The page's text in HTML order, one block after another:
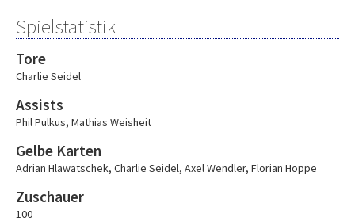
Spielstatistik
Tore
Charlie Seidel
Assists
Phil Pulkus, Mathias Weisheit
Gelbe Karten
Adrian Hlawatschek, Charlie Seidel, Axel Wendler, Florian Hoppe
Zuschauer
100